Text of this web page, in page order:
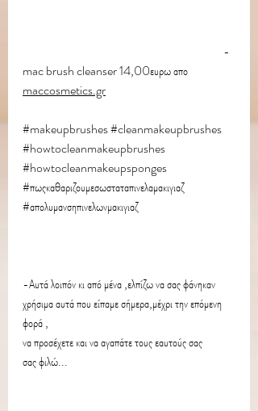
mac brush cleanser 14,00ευρω απο
maccosmetics.gr
#makeupbrushes#cleanmakeupbrushes
#howtocleanmakeupbrushes
#howtocleanmakeupsponges
#πωςκαθαριζουμεσωσταταπινελαμακιγιαζ
#απολυμανσηπινελωνμακιγιαζ
-Αυτά λοιπόν κι από μένα ,ελπίζω να σας φάνηκαν
χρήσιμα αυτά που είπαμε σήμερα,μέχρι την επόμενη
φορά ,
να προσέχετε και να αγαπάτε τους εαυτούς σας
σας φιλώ...